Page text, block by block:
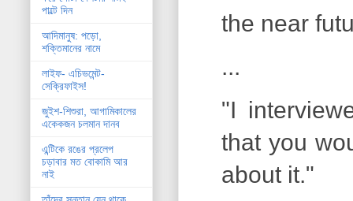
the near
...
"I
that you
about it."
পাল্টে দিন
আদিমানুষ: পড়ো,
শক্তিমানের নামে
লাইফ- এচিভমেন্ট-
সেক্রিফাইস!
জুইশ-শিশুরা, আগামিকালের
একেকজন চলমান দানব
এন্টিকে রঙের প্রলেপ
চড়াবার মত বোকামি আর
নাই